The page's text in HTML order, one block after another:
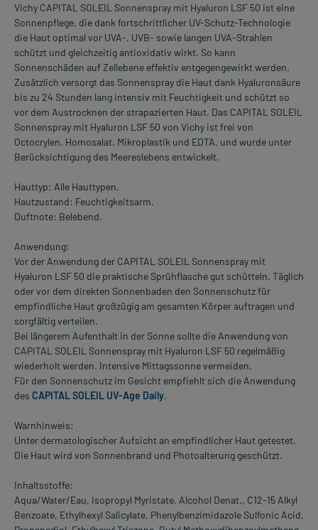
Vichy CAPITAL SOLEIL Sonnenspray mit Hyaluron LSF 50 ist eine
Sonnenpflege, die dank fortschrittlicher UV-Schutz-Technologie
die Haut optimal vor UVA-, UVB- sowie langen UVA-Strahlen
schützt und gleichzeitig antioxidativ wirkt. So kann
Sonnenschäden auf Zellebene effektiv entgegengewirkt werden.
Zusätzlich versorgt das Sonnenspray die Haut dank Hyaluronsäure
bis zu 24 Stunden lang intensiv mit Feuchtigkeit und schützt so
vor dem Austrocknen der strapazierten Haut. Das CAPITAL SOLEIL
Sonnenspray mit Hyaluron LSF 50 von Vichy ist frei von
Octocrylen, Homosalat, Mikroplastik und EDTA, und wurde unter
Berücksichtigung des Meereslebens entwickelt.
Hauttyp: Alle Hauttypen.
Hautzustand: Feuchtigkeitsarm.
Duftnote: Belebend.
Anwendung:
Vor der Anwendung der CAPITAL SOLEIL Sonnenspray mit
Hyaluron LSF 50 die praktische Sprühflasche gut schütteln. Täglich
oder vor dem direkten Sonnenbaden den Sonnenschutz für
empfindliche Haut großzügig am gesamten Körper auftragen und
sorgfältig verteilen.
Bei längerem Aufenthalt in der Sonne sollte die Anwendung von
CAPITAL SOLEIL Sonnenspray mit Hyaluron LSF 50 regelmäßig
wiederholt werden. Intensive Mittagssonne vermeiden.
Für den Sonnenschutz im Gesicht empfiehlt sich die Anwendung
des CAPITAL SOLEIL UV-Age Daily.
Warnhinweis:
Unter dermatologischer Aufsicht an empfindlicher Haut getestet.
Die Haut wird von Sonnenbrand und Photoalterung geschützt.
Inhaltsstoffe:
Aqua/Water/Eau, Isopropyl Myristate, Alcohol Denat., C12-15 Alkyl
Benzoate, Ethylhexyl Salicylate, Phenylbenzimidazole Sulfonic Acid,